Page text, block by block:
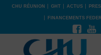
CHU RÉUNION GHT ACTUS
FINANCEMENTS FEDER